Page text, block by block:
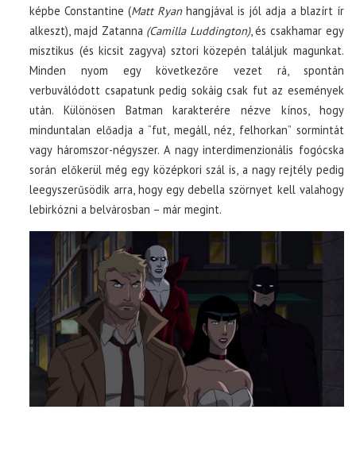
képbe Constantine (Matt Ryanhangjával is jól adja a blazírt ír
alkeszt), majd Zatanna (Camilla Luddington), és csakhamar egy
misztikus (és kicsit zagyva) sztori közepén találjuk magunkat.
Minden nyom egy következőre vezet rá, spontán
verbuválódott csapatunk pedig sokáig csak fut az események
után. Különösen Batman karakterére nézve kínos, hogy
minduntalan előadja a “fut, megáll, néz, felhorkan” sormintát
vagy háromszor-négyszer. A nagy interdimenzionális fogócska
során előkerül még egy középkori szál is, a nagy rejtély pedig
leegyszerűsödik arra, hogy egy debella szörnyet kell valahogy
lebirkózni a belvárosban – már megint.